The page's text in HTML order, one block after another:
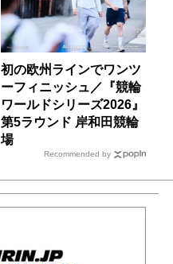
初の欧州ラインでワンツ
ーフィニッシュ／『競輪
ワールドシリーズ2026』
第5ラウンド 岸和田競輪
場
Recommended by